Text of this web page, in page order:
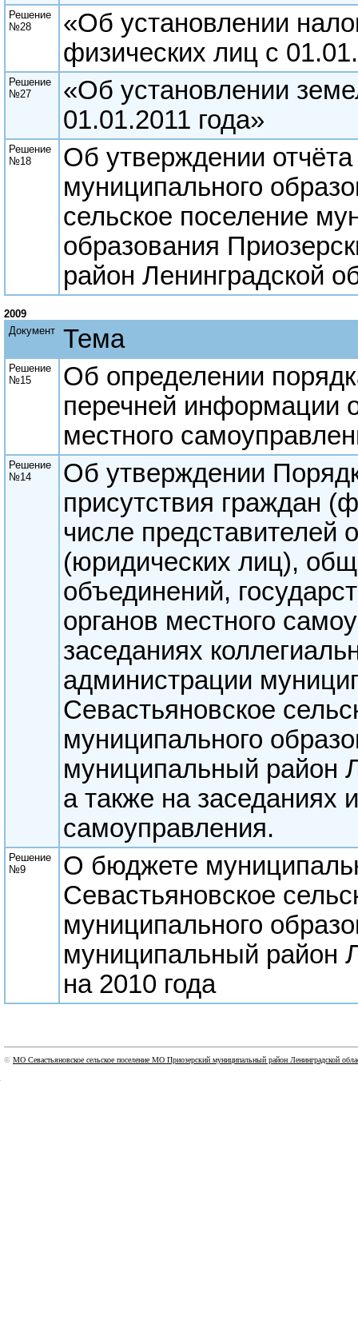
Решение
№28
«Об установлении
физических лиц с
Решение
№27
«Об установлении
01.01.2011 года»
Решение
№18
Об утверждении
муниципального
сельское поселение
образования
район Ленинградской
2009
Документ
Тема
Решение
№15
Об определении
перечней информации
местного
Решение
№14
Об утверждении
присутствия граждан
числе представителей
(юридических лиц),
объединений,
органов местного
заседаниях
администрации
Севастьяновское
муниципального
муниципальный район
а также на заседаниях
самоуправления.
Решение
№9
О бюджете
Севастьяновское
муниципального
муниципальный район
на 2010 года
© МО Севастьяновское сельское поселение МО Приозерский муниципальный район Ленинградской